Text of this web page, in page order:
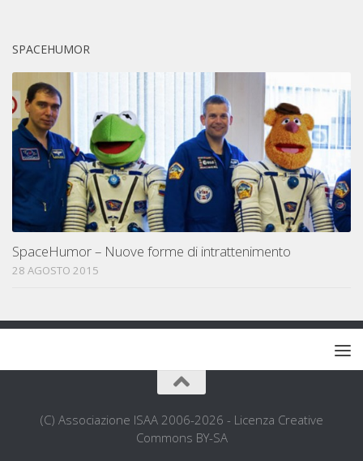
SPACEHUMOR
SpaceHumor – Nuove forme di intrattenimento
28 AGOSTO 2015
(C) Associazione ISAA 2006-2026 - Licenza Creative
Commons BY-SA